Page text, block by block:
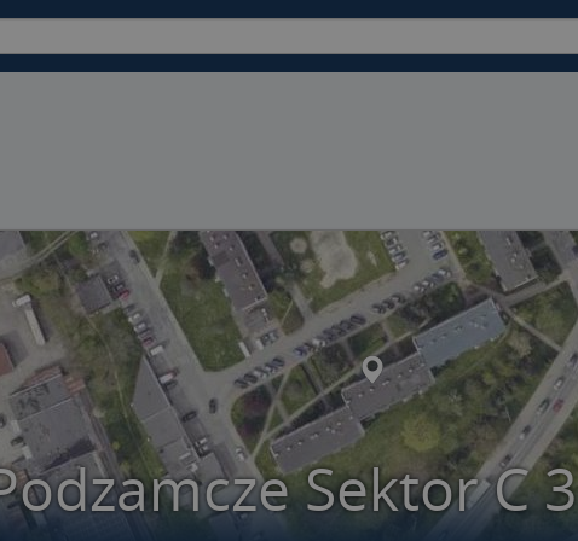
Sektor C 3